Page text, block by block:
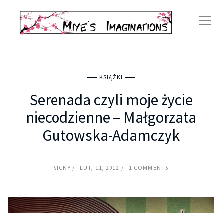
KSIĄŻKI
Serenada czyli moje życie
niecodzienne – Małgorzata
Gutowska-Adamczyk
VICKY LUT, 11, 2012 1 COMMENTS